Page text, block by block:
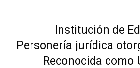
Institución de
Personería jurídica
Reconocida como